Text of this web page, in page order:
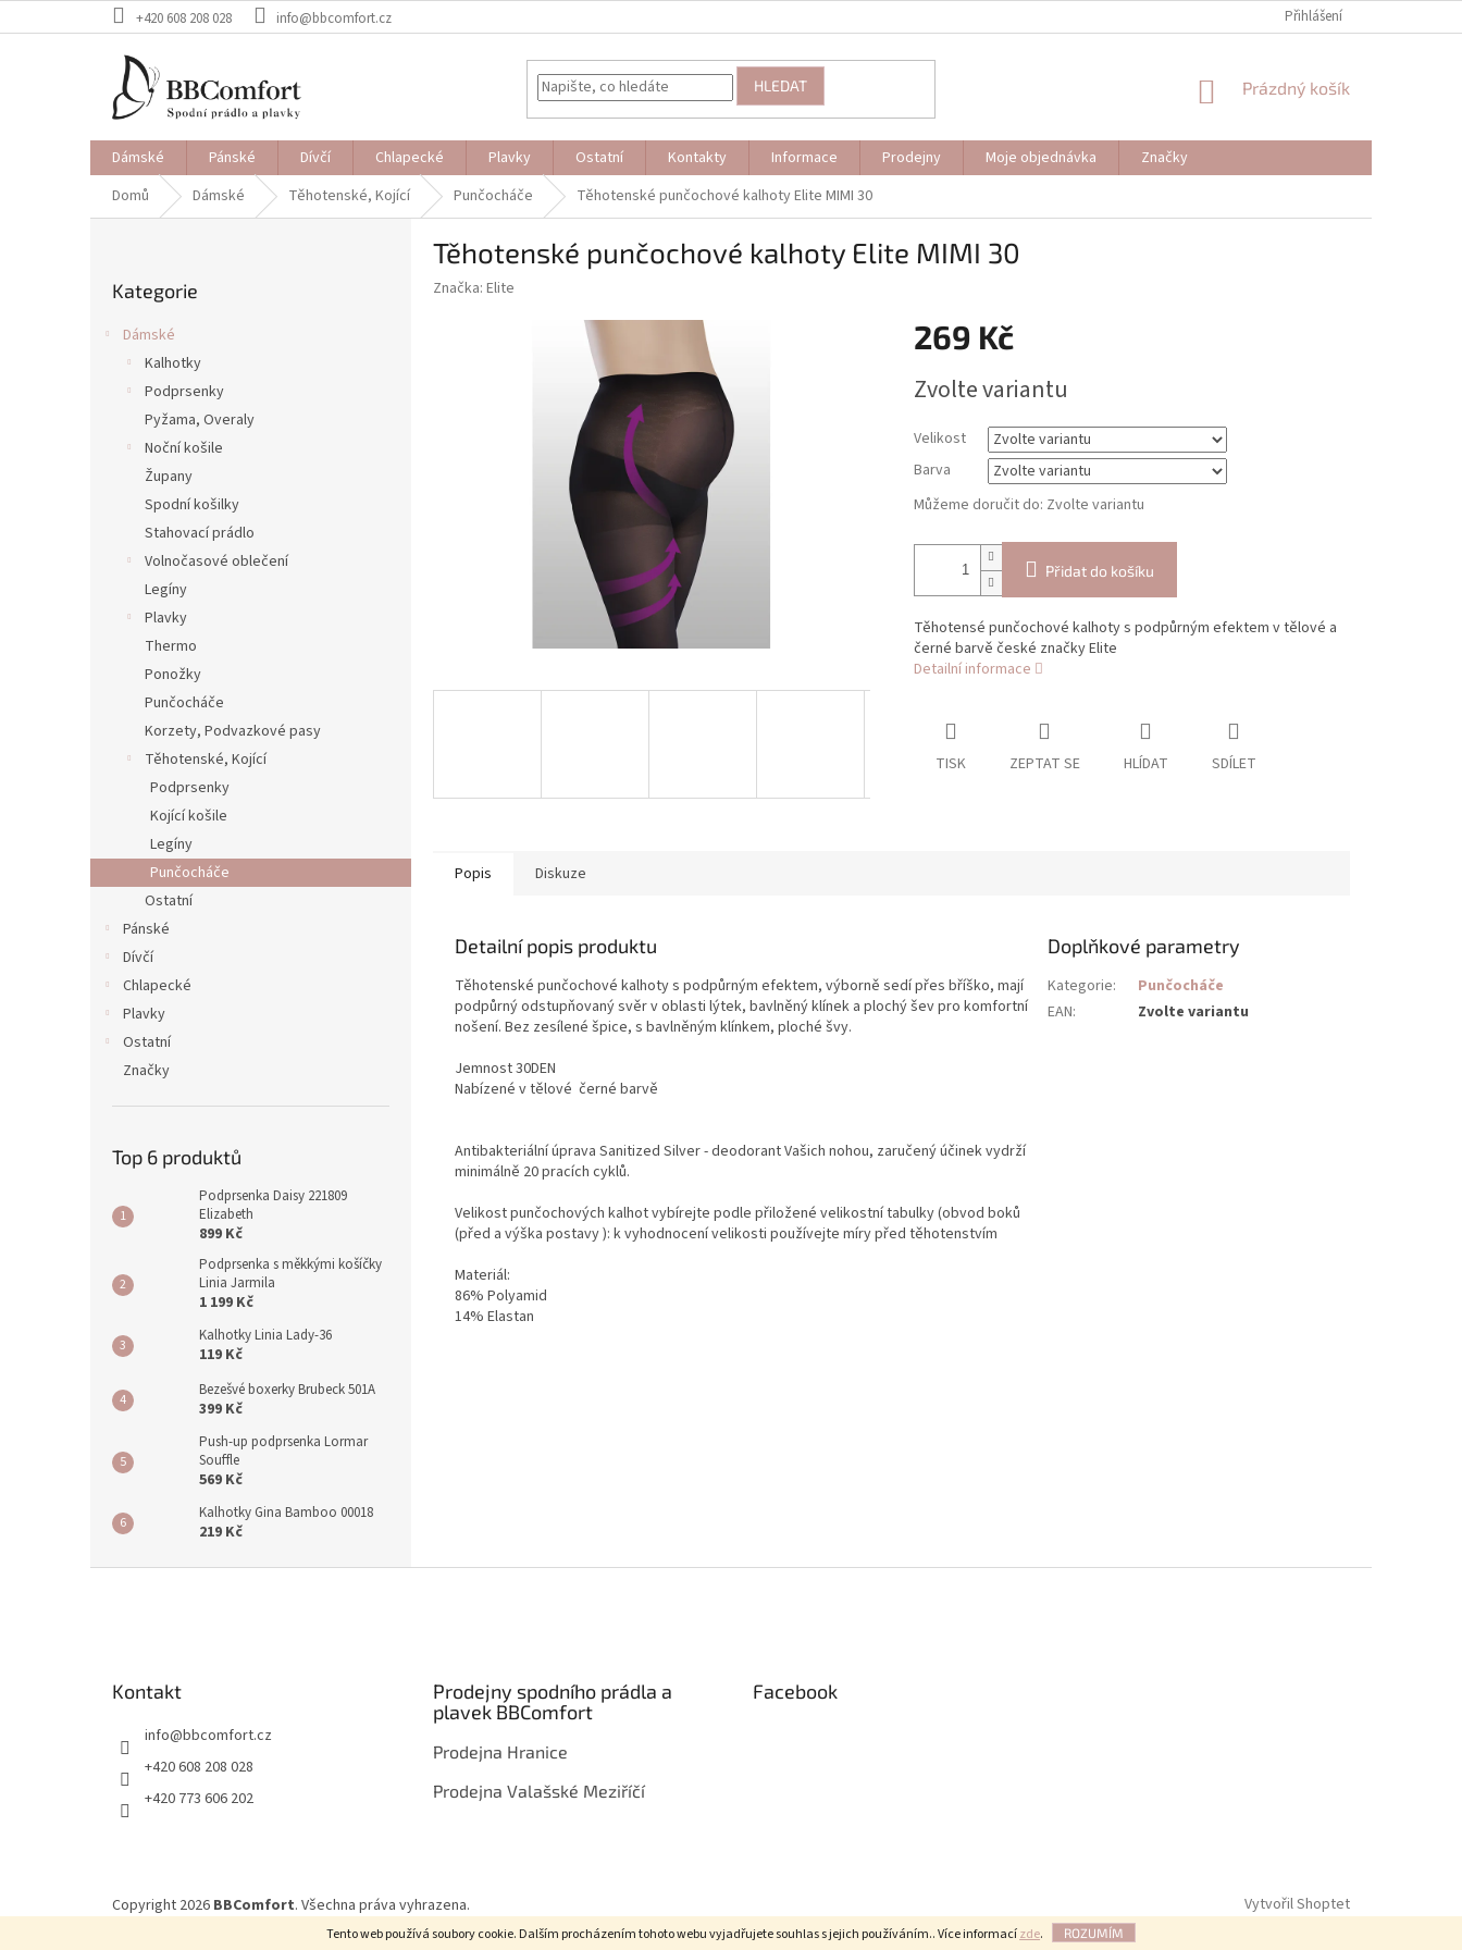
Tento web používá soubory cookie. Dalším procházením tohoto webu vyjadřujete souhlas s jejich používáním.. Více informacízde. ROZUMÍM
na
+420 608 208 028 info@bbcomfort.cz Přihlášení
HLEDAT
NÁKUPNÍ
Prázdný košík
Dámské Pánské Dívčí Chlapecké Plavky Ostatní Kontakty Informace Prodejny Moje objednávka
Značky
Domů
Dámské Těhotenské, Kojící Punčocháče Těhotenské punčochové kalhoty Elite MIMI 30
kategorie
Kategorie
Dámské
Kalhotky
Podprsenky
Pyžama, Overaly
Noční košile
Župany
Spodní košilky
Stahovací prádlo
Volnočasové oblečení
Legíny
Plavky
Thermo
Ponožky
Punčocháče
Korzety, Podvazkové pasy
Těhotenské, Kojící
Podprsenky
Kojící košile
Legíny
Punčocháče
Ostatní
Pánské
Dívčí
Chlapecké
Plavky
Ostatní
Značky
Top 6 produktů
Podprsenka Daisy 221809
Elizabeth
899 Kč
Podprsenka s měkkými košíčky
Linia Jarmila
1 199 Kč
Kalhotky Linia Lady-36
119 Kč
Bezešvé boxerky Brubeck 501A
399 Kč
Push-up podprsenka Lormar
Souffle
569 Kč
Kalhotky Gina Bamboo 00018
219 Kč
Těhotenské punčochové kalhoty Elite MIMI 30
Značka: Elite
269 Kč
cena:
Zvolte variantu
Velikost
Barva
Můžeme doručit do: Zvolte variantu
Přidat do košíku
Těhotensé punčochové kalhoty s podpůrným efektem v tělové a
černé barvě české značky Elite
Detailní informace
TISK ZEPTAT SE HLÍDAT SDÍLET
Popis Diskuze
Detailní popis produktu
Těhotenské punčochové kalhoty s podpůrným efektem, výborně sedí přes bříško, mají
podpůrný odstupňovaný svěr v oblasti lýtek, bavlněný klínek a plochý šev pro komfortní
nošení. Bez zesílené špice, s bavlněným klínkem, ploché švy.
Jemnost 30DEN
Nabízené v tělové černé barvě
Antibakteriální úprava Sanitized Silver - deodorant Vašich nohou, zaručený účinek vydrží
minimálně 20 pracích cyklů.
Velikost punčochových kalhot vybírejte podle přiložené velikostní tabulky (obvod boků
(před a výška postavy ): k vyhodnocení velikosti používejte míry před těhotenstvím
Materiál:
86% Polyamid
14% Elastan
Doplňkové parametry
Kategorie:
Punčocháče
EAN: Zvolte variantu
Kontakt
info@bbcomfort.cz
+420 608 208 028
+420 773 606 202
Prodejny spodního prádla a
plavek BBComfort
Prodejna Hranice
Prodejna Valašské Meziříčí
Facebook
Vytvořil Shoptet
Copyright 2026 BBComfort. Všechna práva vyhrazena.